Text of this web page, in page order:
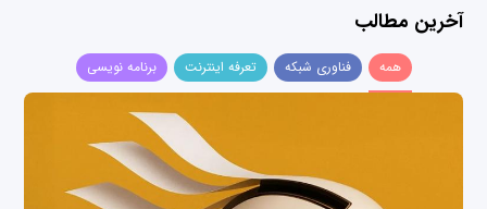
آخرین مطالب
همه فناوری شبکه تعرفه اینترنت برنامه نویسی